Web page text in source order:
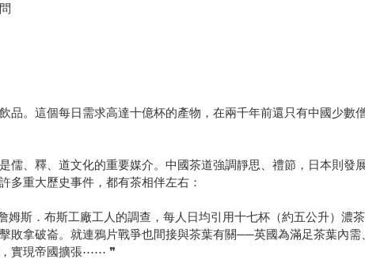
品。這個每日需求高達十億杯的產物，在兩千年前還只有中國少
儒、釋、道文化的重要媒介。中國茶道強調靜思、禮節，日本則
多重大歷史事件，都有茶相伴左右：
姆斯．布斯工廠工人的調查，每人日均引用十七杯（約五公升）濃
敗拿破崙。就連鴉片戰爭也間接與茶葉有關──英國為滿足茶葉內
，實現帝國擴張⋯⋯ ❞